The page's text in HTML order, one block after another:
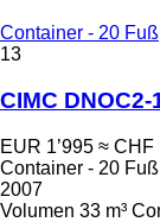
Container - 20 Fuß
13
CIMC
EUR 1’995 ≈ CHF
Container - 20 Fuß
2007
Volumen 33 m³